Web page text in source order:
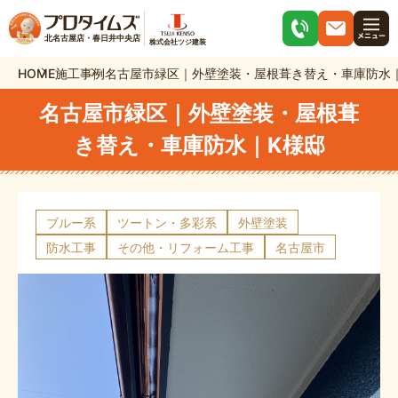
北名古屋店・春日井中央店 株式会社ツジ建装
HOME施工事例名古屋市緑区｜外壁塗装・屋根葺き替え・車庫防水
名古屋市緑区｜外壁塗装・屋根葺
き替え・車庫防水｜K様邸
ブルー系 ツートン・多彩系
外壁塗装
防水工事
その他・リフォーム工事 名古屋市